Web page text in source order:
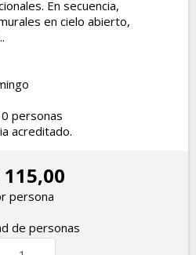
En secuencia,
en cielo abierto,
personas
acreditado.
115,00
persona
de personas